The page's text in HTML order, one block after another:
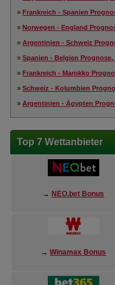
»Frankreich - Spanien
»Norwegen - England
»Argentinien - Schweiz
»Spanien - Belgien
»Frankreich - Marokko
»Schweiz - Kolumbien
»Argentinien - Ägypten
Top 7 Wettanbieter
→ NEO.bet Bonus
→Winamax Bonus